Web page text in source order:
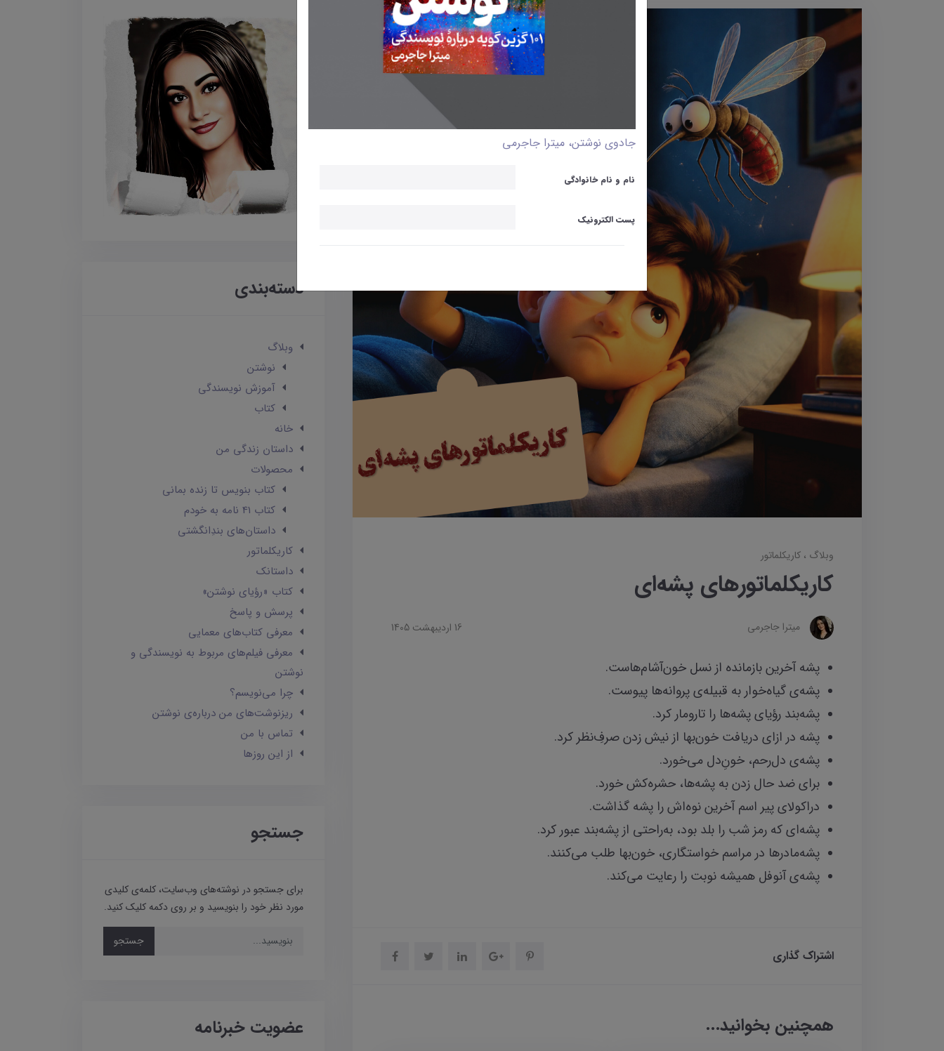
جادوی نوشتن، میترا جاجرمی
نام و نام خانوادگی
پست الکترونیک
وبلاگ کاریکلماتور
کاریکلماتورهای پشه‌ای
میترا جاجرمی 16 ارديبهشت 1405
پشه آخرین بازمانده‌ از نسل خون‌آشام‌هاست.
پشه‌ی گیاه‌خوار به قبیله‌ی پروانه‌ها پیوست.
پشه‌بند رؤیای پشه‌ها را تارومار کرد.
پشه در ازای دریافت خون‌بها از نیش زدن صرفِ‌نظر کرد.
پشه‌ی دل‌رحم، خون‌ِدل می‌خورد.
برای ضد حال زدن به پشه‌ها، حشره‌کش خورد.
دراکولای پیر اسم آخرین نوه‌اش را پشه گذاشت.
پشه‌ای که رمز شب را بلد بود، به‌راحتی از پشه‌بند عبور کرد.
پشه‌مادرها در مراسم خواستگاری، خون‌بها طلب می‌کنند.
پشه‌ی آنوفل همیشه نوبت را رعایت می‌کند.
اشتراک گذاری
همچنین بخوانید...
دسته‌بندی
وبلاگ
نوشتن
آموزش نویسندگی
کتاب
خانه
داستان زندگی من
محصولات
کتاب بنویس تا زنده بمانی
کتاب 41 نامه به خودم
داستان‌های بندِانگشتی
کاریکلماتور
داستانک‌
کتاب «رؤیای نوشتن»
پرسش و پاسخ
معرفی کتاب‌های معمایی
معرفی فیلم‌های مربوط به نویسندگی و
نوشتن
چرا می‌نویسم؟
ریزنوشت‌های من درباره‌ی نوشتن
تماس با من
از این روزها
جستجو
برای جستجو در نوشته‌های وب‌سایت، کلمه‌ی کلیدی
مورد نظر خود را بنویسید و بر روی دکمه کلیک کنید.
جستجو
عضویت خبرنامه